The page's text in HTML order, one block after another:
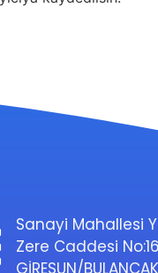
Sanayi Mahallesi
Zere Caddesi
GİRESUN/BULANCAK